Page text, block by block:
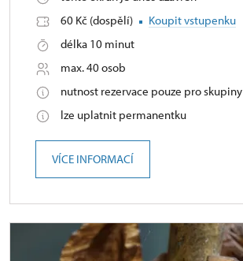
60 Kč (dospělí)
Koupit vstupenku
délka 10 minut
max. 40 osob
nutnost rezervace pouze pro skupiny
lze uplatnit permanentku
VÍCE INFORMACÍ